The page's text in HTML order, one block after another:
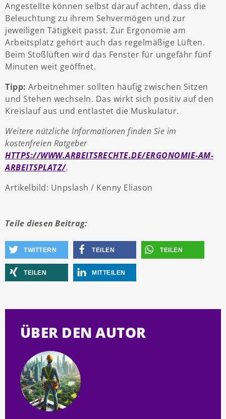
Angestellte können selbst darauf achten, dass die
Beleuchtung zu ihrem Sehvermögen und zur
jeweiligen Tätigkeit passt. Zur Ergonomie am
Arbeitsplatz gehört auch das regelmäßige Lüften.
Beim Stoßlüften wird das Fenster für ungefähr fünf
Minuten weit geöffnet.
Tipp: Arbeitnehmer sollten häufig zwischen Sitzen
und Stehen wechseln. Das wirkt sich positiv auf den
Kreislauf aus und entlastet die Muskulatur.
Weitere nützliche Informationen finden Sie im
kostenfreien Ratgeber
HTTPS://WWW.ARBEITSRECHTE.DE/ERGONOMIE-AM-
ARBEITSPLATZ/.
Artikelbild: Unpslash / Kenny Eliason
Teile diesen Beitrag:
TWITTERN TEILEN TEILEN
TEILEN MITTEILEN
ÜBER DEN AUTOR